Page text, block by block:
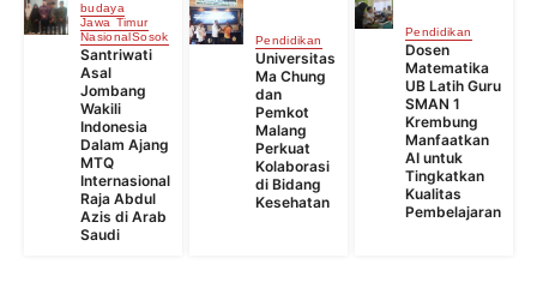
budaya
Jawa Timur
NasionalSosok
Santriwati
Asal
Jombang
Wakili
Indonesia
Dalam Ajang
MTQ
Internasional
Raja Abdul
Azis di Arab
Saudi
Pendidikan
Universitas
Ma Chung
dan
Pemkot
Malang
Perkuat
Kolaborasi
di Bidang
Kesehatan
Pendidikan
Dosen
Matematika
UB Latih Guru
SMAN 1
Krembung
Manfaatkan
AI untuk
Tingkatkan
Kualitas
Pembelajaran